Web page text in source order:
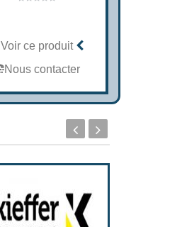
Voir ce produit
Nous contacter